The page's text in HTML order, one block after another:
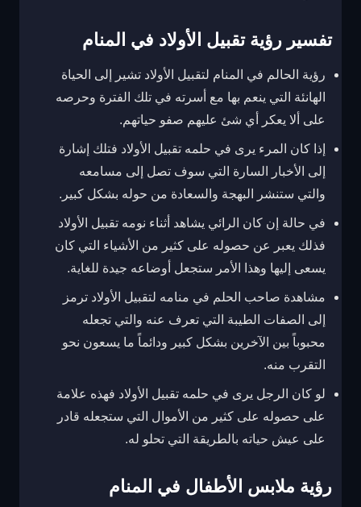
تفسير رؤية تقبيل الأولاد في المنام
رؤية الحالم في المنام لتقبيل الأولاد تشير إلى الحياة
الهانئة التي ينعم بها مع أسرته في تلك الفترة وحرصه
على ألا يعكر أي شئ عليهم صفو حياتهم.
إذا كان المرء يرى في حلمه تقبيل الأولاد فتلك إشارة
إلى الأخبار السارة التي سوف تصل إلى مسامعه
والتي ستنشر البهجة والسعادة من حوله بشكل كبير.
في حالة إن كان الرائي يشاهد أثناء نومه تقبيل الأولاد
فذلك يعبر عن حصوله على كثير من الأشياء التي كان
يسعى إليها وهذا الأمر ستجعل أوضاعه جيدة للغاية.
مشاهدة صاحب الحلم في منامه لتقبيل الأولاد ترمز
إلى الصفات الطيبة التي تعرف عنه والتي تجعله
محبوباً بين الآخرين بشكل كبير ودائماً ما يسعون نحو
التقرب منه.
لو كان الرجل يرى في حلمه تقبيل الأولاد فهذه علامة
على حصوله على كثير من الأموال التي ستجعله قادر
على عيش حياته بالطريقة التي تحلو له.
رؤية ملابس الأطفال في المنام